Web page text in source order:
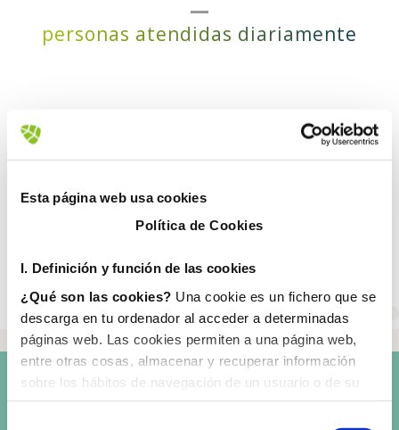
Esta página web usa cookies
Política de Cookies
I. Definición y función de las cookies
¿Qué son las cookies? Una cookie es un fichero que se
descarga en tu ordenador al acceder a determinadas
páginas web. Las cookies permiten a una página web,
entre otras cosas, almacenar y recuperar información
sobre los hábitos de navegación de un usuario o de su
equipo y, dependiendo de la información que contengan y
de la forma en que utilice su equipo, pueden utilizarse
personas atendidas diariamente
74
municipios donde operamos